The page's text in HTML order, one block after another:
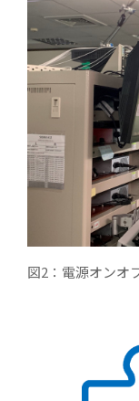
図2：電源オンオ